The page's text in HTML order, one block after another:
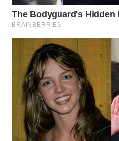
WAHANA
UMKM
WAHANA
SELEB
WAHANA
PERSONA
WAHANA
OTOMOTIF